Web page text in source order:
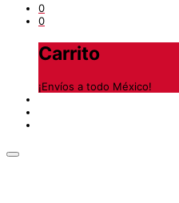
0
0
Carrito
¡Envíos a todo México!